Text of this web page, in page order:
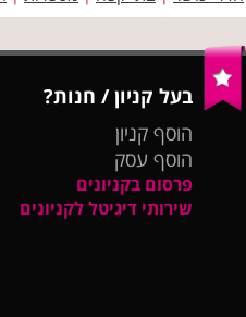
בעל קניון / חנות?
הוסף קניון
הוסף עסק
פרסום בקניונים
שירותי דיגיטל לקניונים